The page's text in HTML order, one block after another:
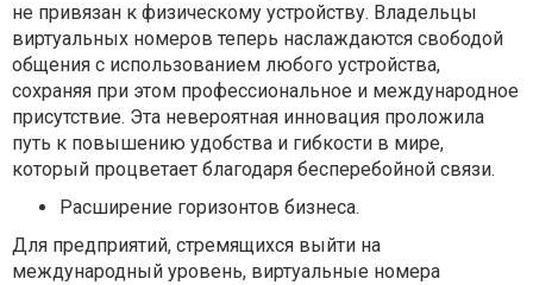
не привязан к физическому устройству. Владельцы
виртуальных номеров теперь наслаждаются свободой
общения с использованием любого устройства,
сохраняя при этом профессиональное и международное
присутствие. Эта невероятная инновация проложила
путь к повышению удобства и гибкости в мире,
который процветает благодаря бесперебойной связи.
Расширение горизонтов бизнеса.
Для предприятий, стремящихся выйти на
международный уровень, виртуальные номера